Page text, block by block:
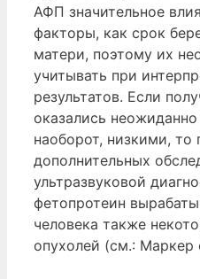
АФП значительное
факторы, как срок
матери, поэтому их
учитывать при
результатов. Если
оказались
наоборот, низкими, то
дополнительных
ультразвуковой
фетопротеин
человека также
опухолей (см.: Маркер